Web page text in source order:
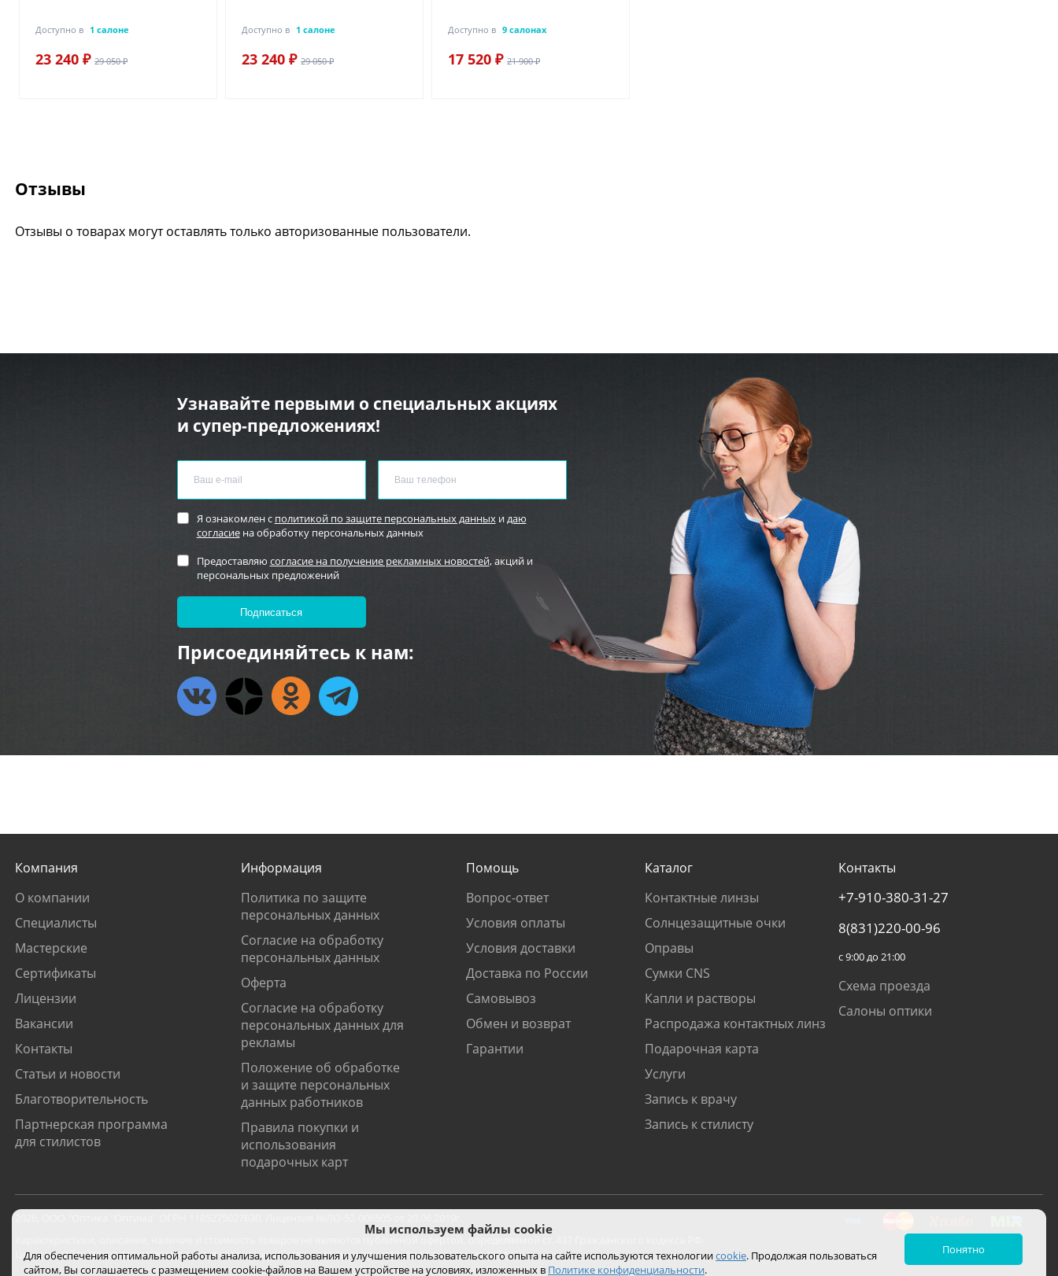
Доступно в 1 салоне
23 240 ₽ 29 050 ₽
Доступно в 1 салоне
23 240 ₽ 29 050 ₽
Доступно в 9 салонах
17 520 ₽ 21 900 ₽
Отзывы
Отзывы о товарах могут оставлять только авторизованные пользователи.
Узнавайте первыми о специальных акциях
и супер-предложениях!
Я ознакомлен с политикой по защите персональных данныхи даю
согласиена обработку персональных данных
Предоставляю согласие на получение рекламных новостей, акций и
персональных предложений
Присоединяйтесь к нам:
Компания
О компании
Специалисты
Мастерские
Сертификаты
Лицензии
Вакансии
Контакты
Статьи и новости
Благотворительность
Партнерская программа
для стилистов
Информация
Политика по защите
персональных данных
Согласие на обработку
персональных данных
Оферта
Согласие на обработку
персональных данных для
рекламы
Положение об обработке
и защите персональных
данных работников
Правила покупки и
использования
подарочных карт
Помощь
Вопрос-ответ
Условия оплаты
Условия доставки
Доставка по России
Самовывоз
Обмен и возврат
Гарантии
Каталог
Контактные линзы
Солнцезащитные очки
Оправы
Сумки CNS
Капли и растворы
Распродажа контактных линз
Подарочная карта
Услуги
Запись к врачу
Запись к стилисту
Контакты
+7-910-380-31-27
8(831)220-00-96
с 9:00 до 21:00
Схема проезда
Салоны оптики
Характеристики, описание, наличие и стоимость товаров не являются публичной офертой, определяемой ст. 437 Гражданского кодекса РФ.
Цены на сайте могут отличаться от цен в салонах и действуют только при покупке с помощью сайта.
Мы используем файлы cookie
Для обеспечения оптимальной работы анализа, использования и улучшения пользовательского опыта на сайте используются технологииcookie. Продолжая пользоваться
сайтом, Вы соглашаетесь с размещением cookie-файлов на Вашем устройстве на условиях, изложенных в Политике конфиденциальности.
Понятно